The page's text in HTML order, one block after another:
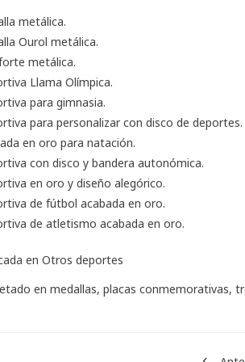
metálica.
Ourol metálica.
metálica.
Llama Olímpica.
para gimnasia.
para personalizar con disco de deportes.
en oro para natación.
con disco y bandera autonómica.
en oro y diseño alegórico.
de fútbol acabada en oro.
de atletismo acabada en oro.
en Otros deportes
en medallas, placas conmemorativas,